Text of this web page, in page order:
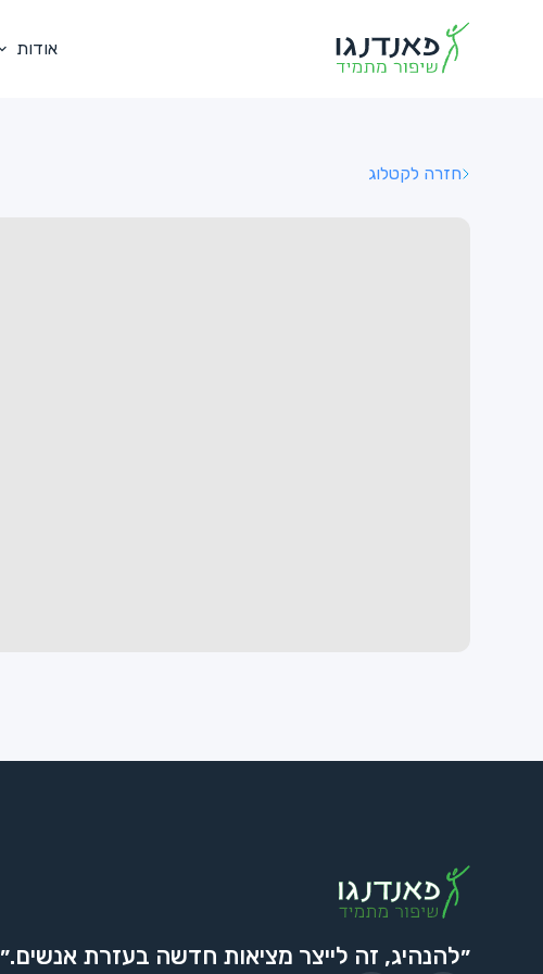
אודות
חזרה לקטלוג
״להנהיג, זה לייצר מציאות חדשה בעזרת אנשים.״